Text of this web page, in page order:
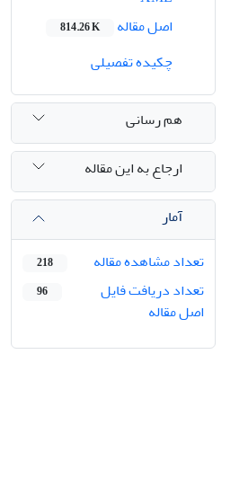
اصل مقاله
814.26 K
چکیده تفصیلی
هم رسانی
ارجاع به این مقاله
آمار
تعداد مشاهده مقاله
218
تعداد دریافت فایل
اصل مقاله
96